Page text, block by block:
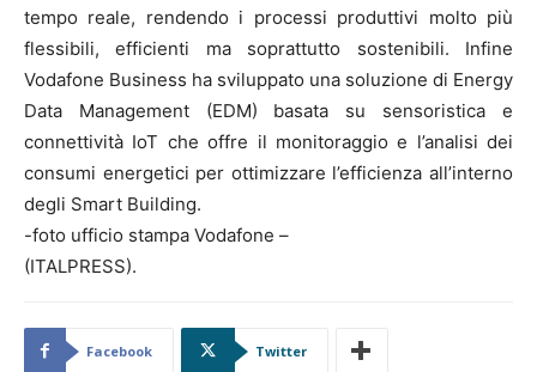
tempo reale, rendendo i processi produttivi molto più
flessibili, efficienti ma soprattutto sostenibili. Infine
Vodafone Business ha sviluppato una soluzione di Energy
Data Management (EDM) basata su sensoristica e
connettività IoT che offre il monitoraggio e l’analisi dei
consumi energetici per ottimizzare l’efficienza all’interno
degli Smart Building.
-foto ufficio stampa Vodafone –
(ITALPRESS).
Facebook Twitter